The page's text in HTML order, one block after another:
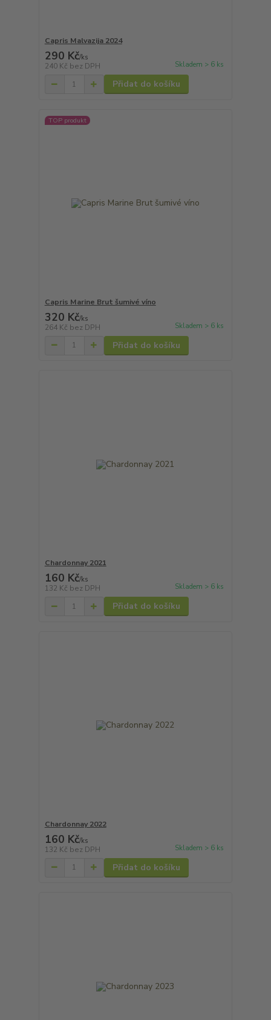
Capris Malvazija 2024
290 Kč/ks
240 Kč bez DPH Skladem > 6 ks
Přidat do košíku
TOP produkt
Capris Marine Brut šumivé víno
320 Kč/ks
264 Kč bez DPH Skladem > 6 ks
Přidat do košíku
Chardonnay 2021
160 Kč/ks
132 Kč bez DPH Skladem > 6 ks
Přidat do košíku
Chardonnay 2022
160 Kč/ks
132 Kč bez DPH Skladem > 6 ks
Přidat do košíku